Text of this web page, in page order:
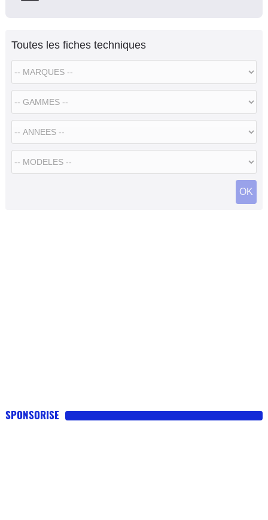
Toutes les fiches techniques
SPONSORISE